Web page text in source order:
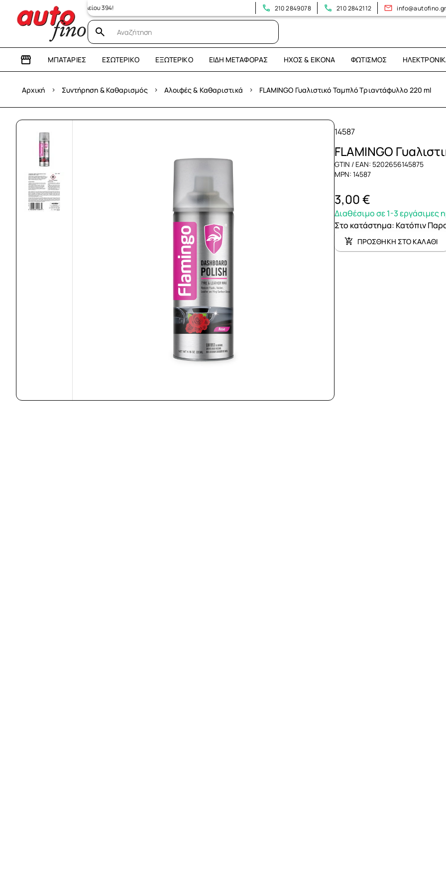
Λεωφόρος Ηρακλείου 394! 210 2849078 210 2842112 info@autofino.gr
ΜΠΑΤΑΡΊΕΣ ΕΣΩΤΕΡΙΚΌ ΕΞΩΤΕΡΙΚΌ ΕΊΔΗ ΜΕΤΑΦΟΡΆΣ ΉΧΟΣ & ΕΙΚΌΝΑ ΦΩΤΙΣΜΌΣ
Αρχική › Συντήρηση & Καθαρισμός › Αλοιφές & Καθαριστικά › FLAMINGO Γυαλιστικό Ταμπλό Τριαντάφυλλο 220 ml
14587
FLAMINGO
GTIN / EAN: 5202656145875
MPN: 14587
3,00 €
Διαθέσιμο σε 1-3 εργάσιμες
Στο κατάστημα: Κατόπιν
ΠΡΟΣΘΗΚΗ ΣΤΟ ΚΑΛΑΘΙ